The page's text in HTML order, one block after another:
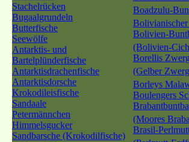
Stachelrücken
Bugaalgrundeln
Butterfische
Seewölfe
Antarktis- und
Bartelplünderfische
Antarktisdrachenfische
Antarktisdorsche
Krokodileisfische
Sandaale
Petermännchen
Himmelsgucker
Sandbarsche (Krokodilfische)
Boadzulu-
Bolivien-
(Bolivien-
Borellis
(Gelber
Borleys
Boulengers
(Moores
Brasil-